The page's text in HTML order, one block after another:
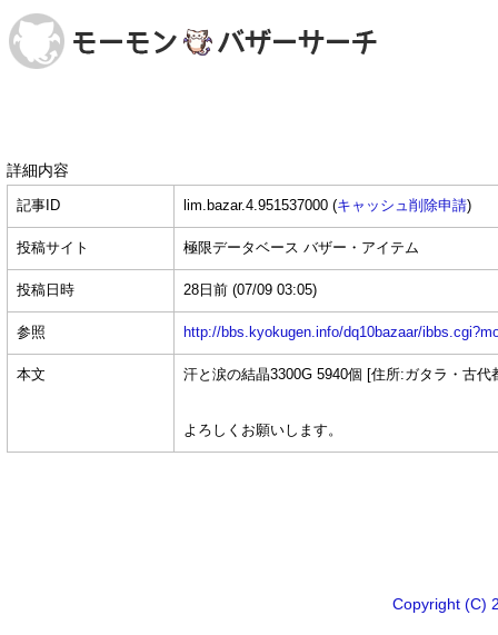
詳細内容
記事ID lim.bazar.4.951537000 (キャッシュ削除申請)
投稿サイト 極限データベース バザー・アイテム
投稿日時 28日前 (07/09 03:05)
参照 http://bbs.kyokugen.info/dq10bazaar/
本文 汗と涙の結晶3300G 5940個 [住所:ガタラ・古代
よろしくお願いします。
Copyright (C)